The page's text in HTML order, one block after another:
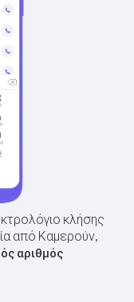
κλήσης
από Καμερούν,
αριθμός